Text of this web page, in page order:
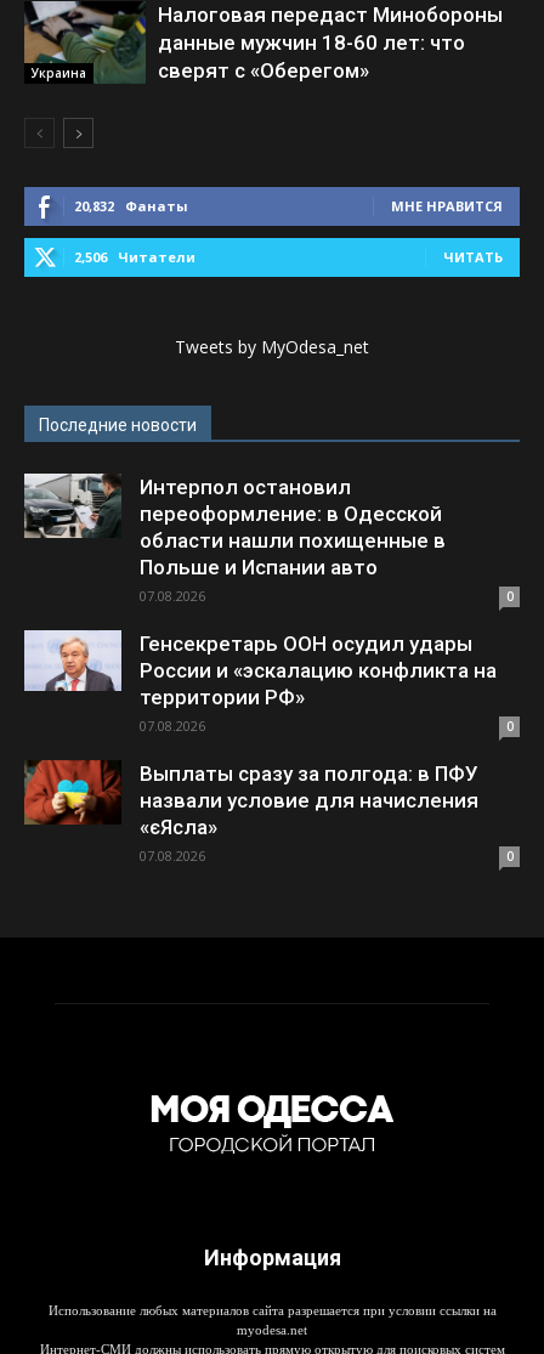
Украина
Налоговая передаст Минобороны
данные мужчин 18-60 лет: что
сверят с «Оберегом»
20,832 Фанаты МНЕ НРАВИТСЯ
2,506 Читатели ЧИТАТЬ
Tweets by MyOdesa_net
Последние новости
Интерпол остановил
переоформление: в Одесской
области нашли похищенные в
Польше и Испании авто
07.08.2026 0
Генсекретарь ООН осудил удары
России и «эскалацию конфликта на
территории РФ»
07.08.2026 0
Выплаты сразу за полгода: в ПФУ
назвали условие для начисления
«єЯсла»
07.08.2026 0
Информация
Использование любых материалов сайта разрешается при условии ссылки на
myodesa.net
Интернет-СМИ должны использовать прямую открытую для поисковых систем